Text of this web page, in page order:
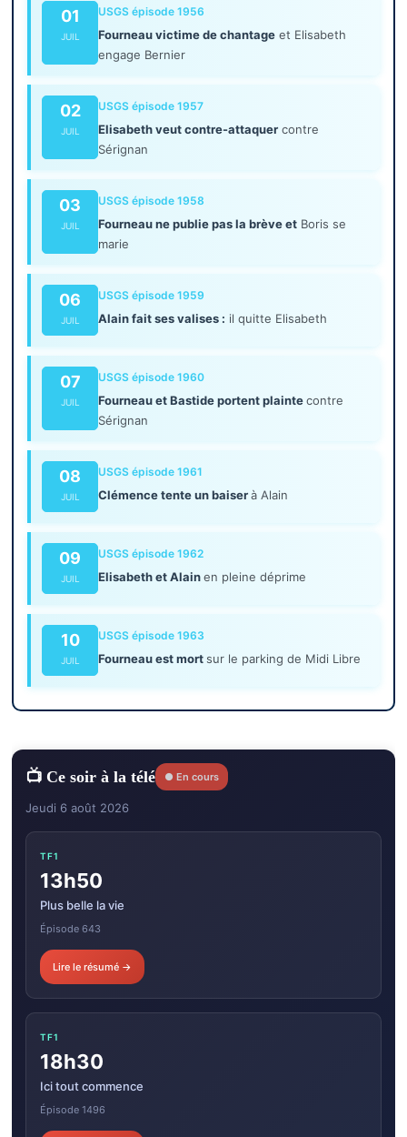
01
JUIL
USGS épisode 1956
Fourneau victime de chantage et Elisabeth
engage Bernier
02
JUIL
USGS épisode 1957
Elisabeth veut contre-attaquer contre
Sérignan
03
JUIL
USGS épisode 1958
Fourneau ne publie pas la brève et Boris se
marie
06
JUIL
USGS épisode 1959
Alain fait ses valises : il quitte Elisabeth
07
JUIL
USGS épisode 1960
Fourneau et Bastide portent plaintecontre
Sérignan
08
JUIL
USGS épisode 1961
Clémence tente un baiserà Alain
09
JUIL
USGS épisode 1962
Elisabeth et Alainen pleine déprime
10
JUIL
USGS épisode 1963
Fourneau est mortsur le parking de Midi Libre
📺 Ce soir à la télé ● En cours
Jeudi 6 août 2026
TF1
13h50
Plus belle la vie
Épisode 643
Lire le résumé →
TF1
18h30
Ici tout commence
Épisode 1496